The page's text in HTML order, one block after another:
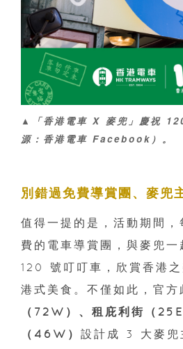
▲「香港電車 X 麥兜」慶祝
源：香港電車 Facebook）。
別錯過免費導賞團、麥兜
值得一提的是，活動期間，
費的電車導賞團，與麥兜一
120 號叮叮車，欣賞香港
港式美食。不僅如此，官方
（72W）、租庇利街（
（46W） 設計成 3 大麥兜